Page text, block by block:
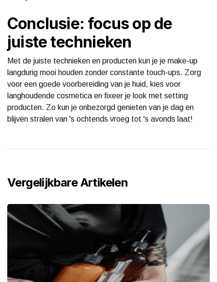
Conclusie: focus op de
juiste technieken
Met de juiste technieken en producten kun je je make-up
langdurig mooi houden zonder constante touch-ups. Zorg
voor een goede voorbereiding van je huid, kies voor
langhoudende cosmetica en fixeer je look met setting
producten. Zo kun je onbezorgd genieten van je dag en
blijven stralen van 's ochtends vroeg tot 's avonds laat!
Vergelijkbare Artikelen